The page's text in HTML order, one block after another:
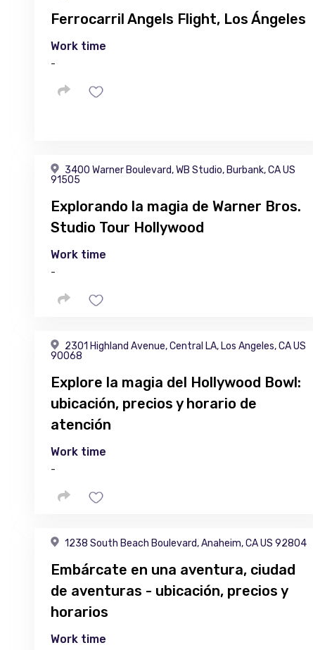
Ferrocarril Angels Flight, Los Ángeles
Work time
-
3400 Warner Boulevard, WB Studio, Burbank, CA US
91505
Explorando la magia de Warner Bros.
Studio Tour Hollywood
Work time
-
2301 Highland Avenue, Central LA, Los Angeles, CA US
90068
Explore la magia del Hollywood Bowl:
ubicación, precios y horario de
atención
Work time
-
1238 South Beach Boulevard, Anaheim, CA US 92804
Embárcate en una aventura, ciudad
de aventuras - ubicación, precios y
horarios
Work time